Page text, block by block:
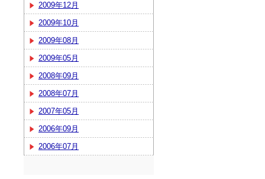
2009年12月
2009年10月
2009年08月
2009年05月
2008年09月
2008年07月
2007年05月
2006年09月
2006年07月